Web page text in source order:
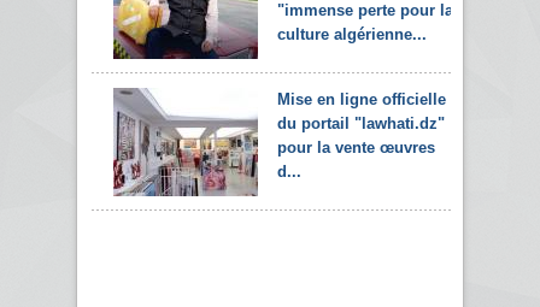
"immense perte pour la
culture algérienne...
Mise en ligne officielle
du portail "lawhati.dz"
pour la vente œuvres
d...